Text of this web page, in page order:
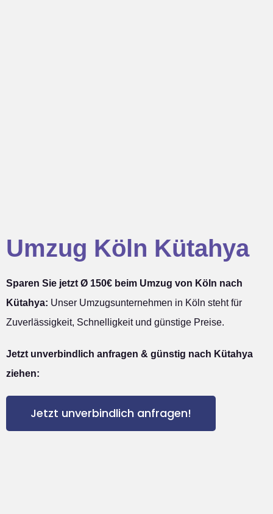
Umzug Köln Kütahya
Sparen Sie jetzt Ø 150€ beim Umzug von Köln nach
Kütahya: Unser Umzugsunternehmen in Köln steht für
Zuverlässigkeit, Schnelligkeit und günstige Preise.
Jetzt unverbindlich anfragen & günstig nach Kütahya
ziehen:
Jetzt unverbindlich anfragen!